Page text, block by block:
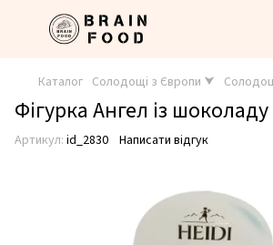
Каталог Солодощі з Європи ⮟
Фігурка Ангел із
Артикул: id_2830 Написати відгук